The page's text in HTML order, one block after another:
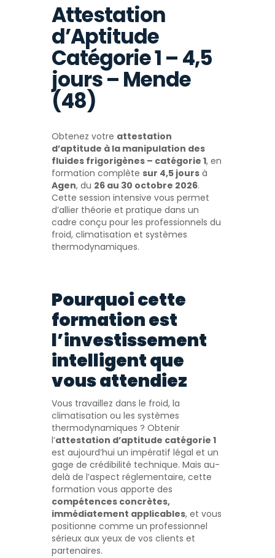
Attestation
d’Aptitude
Catégorie 1 – 4,5
jours – Mende
(48)
Obtenez votre attestation
d’aptitude à la manipulation des
fluides frigorigènes – catégorie 1, en
formation complète sur 4,5 jours à
Agen, du 26 au 30 octobre 2026.
Cette session intensive vous permet
d’allier théorie et pratique dans un
cadre conçu pour les professionnels du
froid, climatisation et systèmes
thermodynamiques.
Pourquoi cette
formation est
l’investissement
intelligent que
vous attendiez
Vous travaillez dans le froid, la
climatisation ou les systèmes
thermodynamiques ? Obtenir
l’attestation d’aptitude catégorie 1
est aujourd’hui un impératif légal et un
gage de crédibilité technique. Mais au-
delà de l’aspect réglementaire, cette
formation vous apporte des
compétences concrètes,
immédiatement applicables, et vous
positionne comme un professionnel
sérieux aux yeux de vos clients et
partenaires.